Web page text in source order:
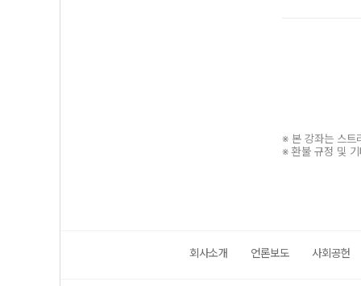
※ 본 강좌는 스트
※ 환불 규정 및
회사소개 언론보도 사회공헌